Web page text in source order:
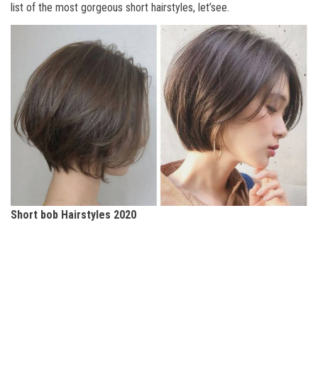
list of the most gorgeous short hairstyles, let’see.
Short bob Hairstyles 2020